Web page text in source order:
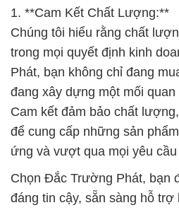
1. **Cam Kết Chất Lượng:**
Chúng tôi hiểu rằng chất
trong mọi quyết định kinh
Phát, bạn không chỉ đang
đang xây dựng một mối
Cam kết đảm bảo chất
để cung cấp những sản
ứng và vượt qua mọi yêu
Chọn Đắc Trường Phát, bạn
đáng tin cậy, sẵn sàng hỗ trợ